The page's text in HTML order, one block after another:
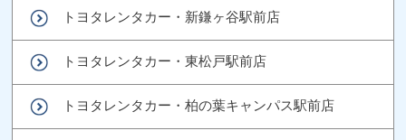
トヨタレンタカー・新鎌ヶ谷駅前店
トヨタレンタカー・東松戸駅前店
トヨタレンタカー・柏の葉キャンパス駅前店